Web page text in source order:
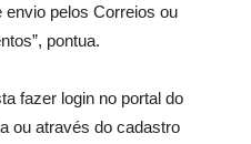
envio pelos Correios ou
pontua.
fazer login no portal do
ou através do cadastro